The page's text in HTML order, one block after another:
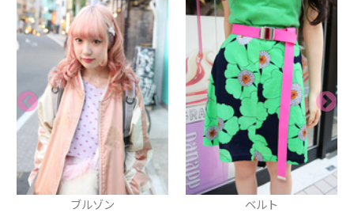
ベルト スマフォカバー